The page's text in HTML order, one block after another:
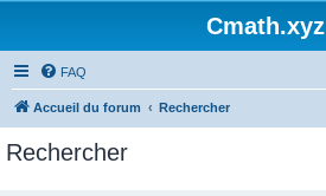
Cmath.xyz
FAQ
Accueil du forum Rechercher
Rechercher